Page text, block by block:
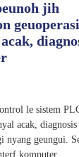
jih
le sistem
acak, diagnosis
nyang geungui.
komputer...